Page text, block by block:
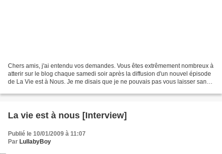
Chers amis, j'ai entendu vos demandes. Vous êtes extrêmement nombreux à
atterir sur le blog chaque samedi soir après la diffusion d'un nouvel épisode
de La Vie est à Nous. Je me disais que je ne pouvais pas vous laisser sans
La vie est à nous [Interview]
Publié le 10/01/2009 à 11:07
Par LullabyBoy